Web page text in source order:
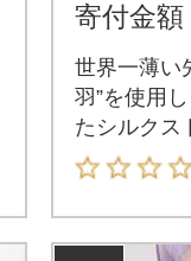
寄付金額
世界一薄い
羽”を使用
たシルクス